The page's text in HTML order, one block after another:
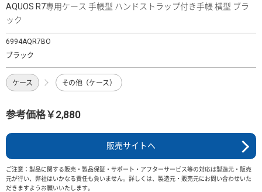
AQUOS R7専用ケース 手帳型 ハンドストラップ付き手帳 横型 ブラ
ック
6994AQR7BO
ブラック
ケース その他（ケース）
参考価格￥2,880
販売サイトへ
ご注意：製品に関する販売・製品保証・サポート・アフターサービス等の対応は製造元・販売
元が行い、弊社はいかなる責任も負いません。詳しくは、製造元・販売元にお問い合わせいた
だきますようお願いいたします。